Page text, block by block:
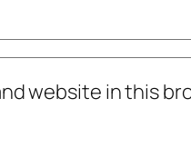
website in this